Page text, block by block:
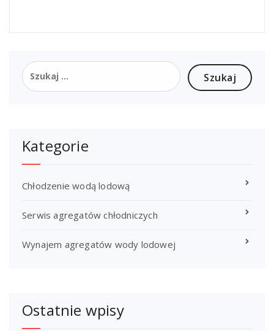
Szukaj:
Kategorie
Chłodzenie wodą lodową
Serwis agregatów chłodniczych
Wynajem agregatów wody lodowej
Ostatnie wpisy